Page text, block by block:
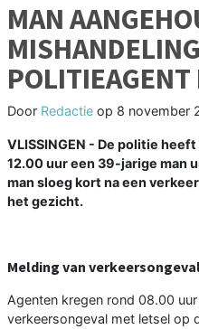
MAN
Door Redactie op 8 november
VLISSINGEN - De politie
12.00 uur een 39-jarige man
man sloeg kort na een
het gezicht.
Melding van
Agenten kregen rond 08.00
verkeersongeval met letsel op